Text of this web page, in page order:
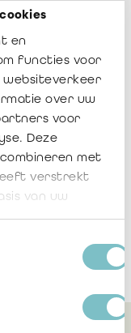
en
functies voor
websiteverkeer
over uw
voor
Deze
met
verstrekt
van uw
die ambtshalve
ervan zijn
digitale flow